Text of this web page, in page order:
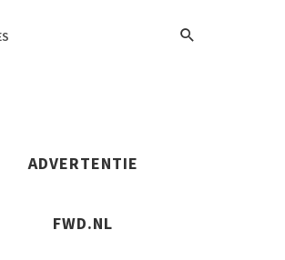
ADVERTENTIE
FWD.NL